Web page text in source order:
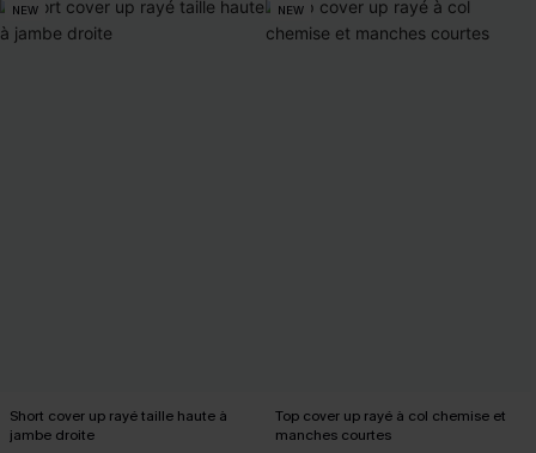
NEW
Short cover up rayé taille haute à
jambe droite
NEW
Top cover up rayé à col chemise et
manches courtes